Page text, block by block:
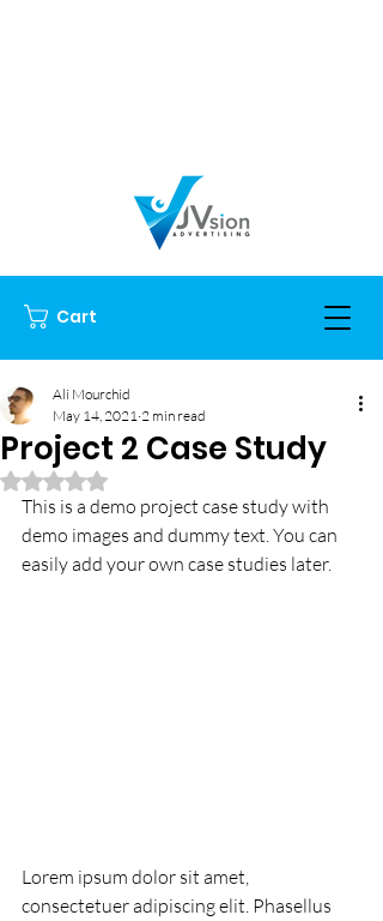
Cart
Project 2 Case Study
Ali Mourchid
May 14, 2021 2 min read
Rated NaN out of 5 stars.
This is a demo project case study with
demo images and dummy text. You can
easily add your own case studies later.
Lorem ipsum dolor sit amet,
consectetuer adipiscing elit. Phasellus